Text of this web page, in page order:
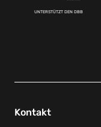
UNTERSTÜTZT DEN DBB
Kontakt